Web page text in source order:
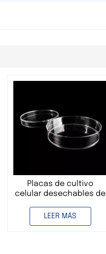
Placas de cultivo
celular desechables de
mm, 60 mm, 100 mm y
150 mm
LEER MÁS